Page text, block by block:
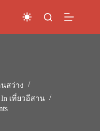
สว่าง
In เที่ยวอีสาน